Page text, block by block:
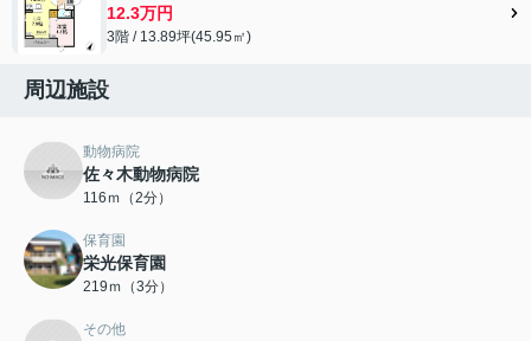
12.3万円
3階 / 13.89坪(45.95㎡)
周辺施設
動物病院
佐々木動物病院
116ｍ（2分）
保育園
栄光保育園
219ｍ（3分）
その他